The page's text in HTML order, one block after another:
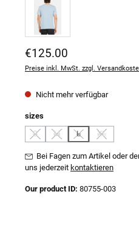
Regulärer Preis:
€125.00
Preise inkl. MwSt. zzgl.
Nicht mehr verfügbar
sizesauswählen
S
(Diese Option ist zurzeit nicht
M
(Diese Option ist zurzeit
L
(Diese Option ist
XL
(Diese
Bei Fagen zum Artikel oder
uns jederzeit kontaktieren
Our product ID: 80755-003